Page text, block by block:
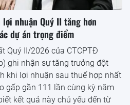
nhuận Quý II tăng hơn
dự án trọng điểm
Quý II/2026 của CTCPTĐ
ghi nhận sự tăng trưởng đột
khi lợi nhuận sau thuế hợp nhất
gấp gần 111 lần cùng kỳ năm
kết quả này chủ yếu đến từ